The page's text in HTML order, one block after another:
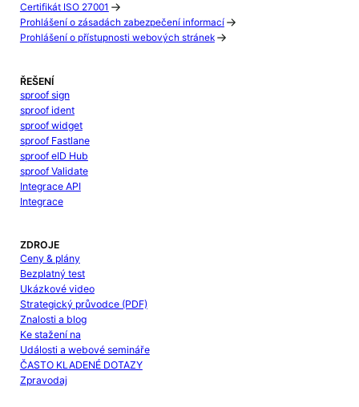
Certifikát ISO 27001
Prohlášení o zásadách zabezpečení informací
Prohlášení o přístupnosti webových stránek
ŘEŠENÍ
sproof sign
sproof ident
sproof widget
sproof Fastlane
sproof eID Hub
sproof Validate
Integrace API
Integrace
ZDROJE
Ceny & plány
Bezplatný test
Ukázkové video
Strategický průvodce (PDF)
Znalosti a blog
Ke stažení na
Události a webové semináře
ČASTO KLADENÉ DOTAZY
Zpravodaj